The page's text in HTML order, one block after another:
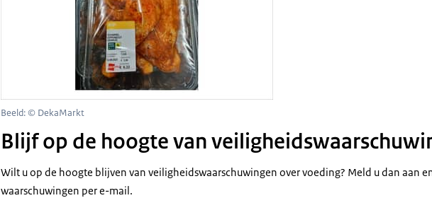
Beeld: © DekaMarkt
Blijf op de hoogte van
Wilt u op de hoogte blijven van veiligheidswaarschuwingen over voeding? Meld u dan aan
waarschuwingen per e-mail.